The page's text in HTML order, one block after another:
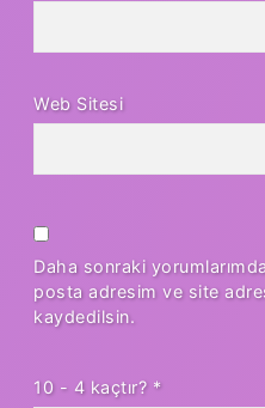
Web Sitesi
Daha sonraki
posta adresim ve site
kaydedilsin.
10 - 4 kaçtır? *